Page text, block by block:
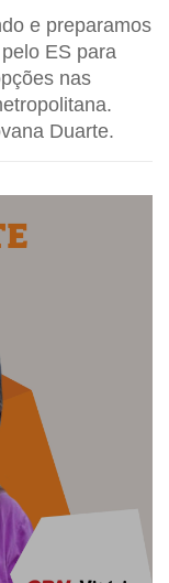
e preparamos
ES para
nas
Duarte.